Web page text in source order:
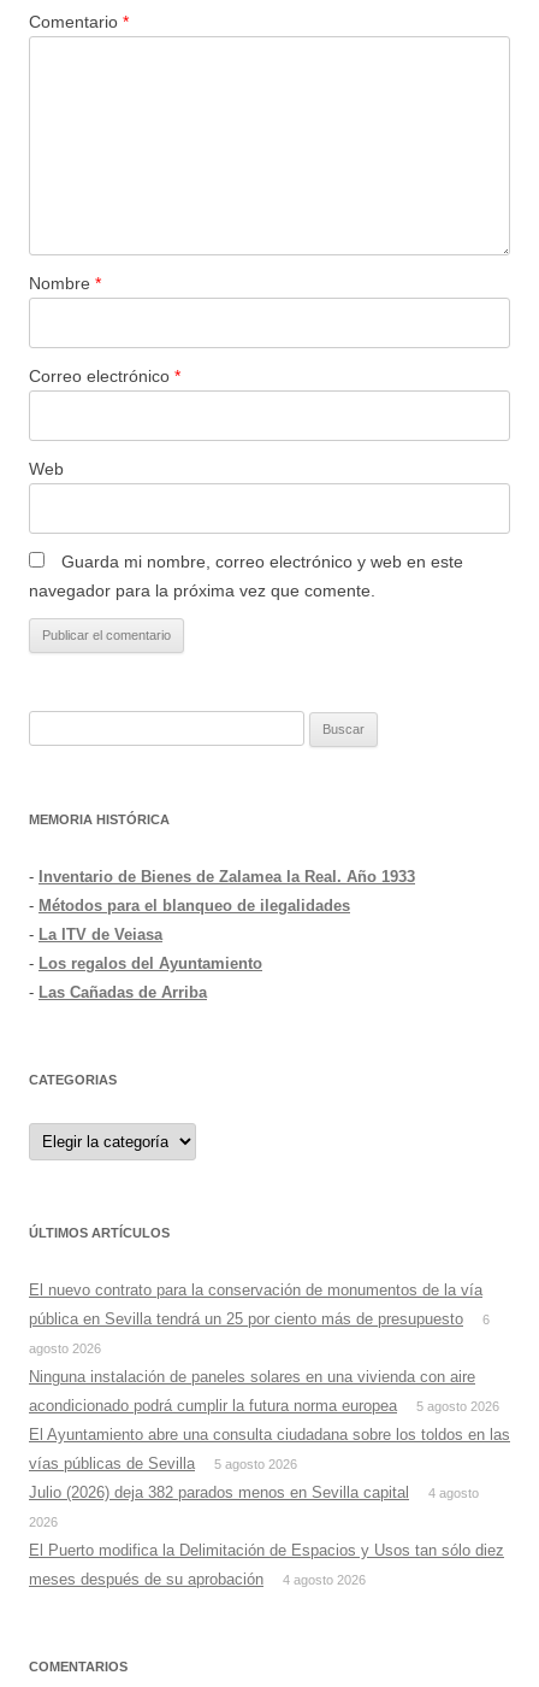
Comentario *
Nombre *
Correo electrónico *
Web
Guarda mi nombre, correo electrónico y web en este
navegador para la próxima vez que comente.
MEMORIA HISTÓRICA
- Inventario de Bienes de Zalamea la Real. Año 1933
- Métodos para el blanqueo de ilegalidades
- La ITV de Veiasa
- Los regalos del Ayuntamiento
- Las Cañadas de Arriba
CATEGORIAS
Categorias
ÚLTIMOS ARTÍCULOS
El nuevo contrato para la conservación de monumentos de la vía
pública en Sevilla tendrá un 25 por ciento más de presupuesto
6
agosto 2026
Ninguna instalación de paneles solares en una vivienda con aire
acondicionado podrá cumplir la futura norma europea
5 agosto 2026
El Ayuntamiento abre una consulta ciudadana sobre los toldos en las
vías públicas de Sevilla
5 agosto 2026
Julio (2026) deja 382 parados menos en Sevilla capital
4 agosto
2026
El Puerto modifica la Delimitación de Espacios y Usos tan sólo diez
meses después de su aprobación
4 agosto 2026
COMENTARIOS